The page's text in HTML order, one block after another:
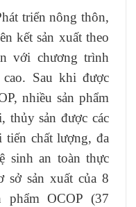
triển nông thôn,
kết sản xuất theo
với chương trình
Sau khi được
nhiều sản phẩm
thủy sản được các
tiến chất lượng, đa
sinh an toàn thực
sở sản xuất của 8
phẩm OCOP (37